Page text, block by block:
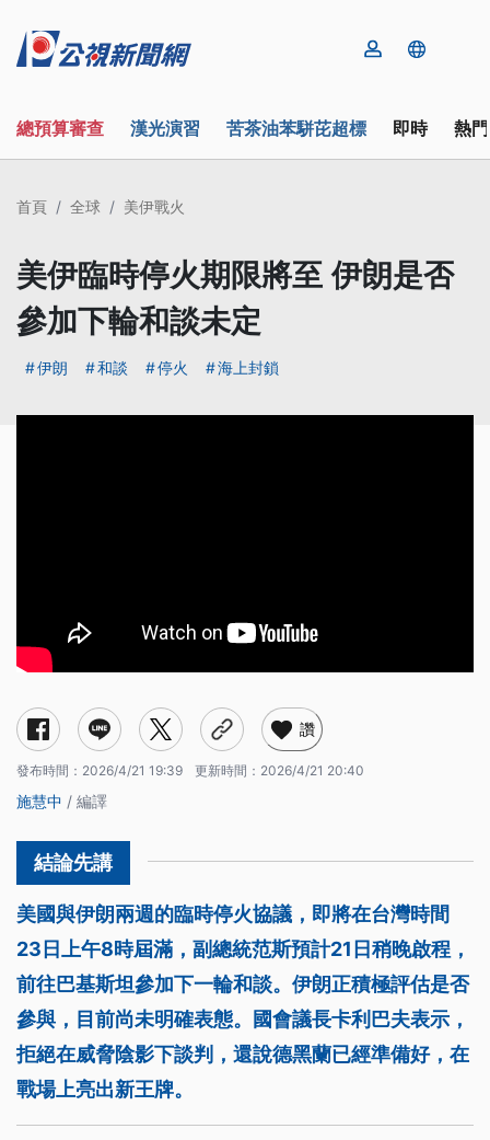
總預算審查 漢光演習 苦茶油苯駢芘超標 即時 熱
首頁 全球 美伊戰火
美伊臨時停火期限將至 伊朗是否
參加下輪和談未定
伊朗 和談 停火 海上封鎖
讚
發布時間： 2026/4/21 19:39 更新時間： 2026/4/21 20:40
施慧中 / 編譯
美國與伊朗兩週的臨時停火協議，即將在台灣時間
23日上午8時屆滿，副總統范斯預計21日稍晚啟程，
前往巴基斯坦參加下一輪和談。伊朗正積極評估是否
參與，目前尚未明確表態。國會議長卡利巴夫表示，
拒絕在威脅陰影下談判，還說德黑蘭已經準備好，在
戰場上亮出新王牌。